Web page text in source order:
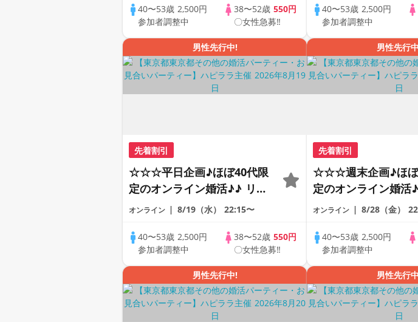
の方が対象☆ 司会進行あり
♪♪ THE 44s ONLINE
PARTY!!
40〜53歳 2,500円
参加者調整中
38〜52歳 550円
〇女性急募‼
の方が対象☆ 司会進
♪♪ THE 43s
PARTY!!
40〜53歳 2,500円
参加者調整中
男性先行中!
先着割引
☆☆☆平日企画♪ほぼ40代限
定のオンライン婚活♪♪ リモ
ートの出会い応援♪♪ おうち
の方が対象☆ 司会進行あり
♪♪ THE 42s ONLINE
PARTY!!
オンライン 8/19（水） 22:15〜
40〜53歳 2,500円
参加者調整中
38〜52歳 550円
〇女性急募‼
男性先行
先着割引
☆☆☆週末企画♪ほぼ
定のオンライン婚活
ートの出会い応援♪♪
の方が対象☆ 司会進
♪♪ THE 43s
PARTY!!
オンライン 8/28（金）
40〜53歳 2,500円
参加者調整中
男性先行中! 男性先行